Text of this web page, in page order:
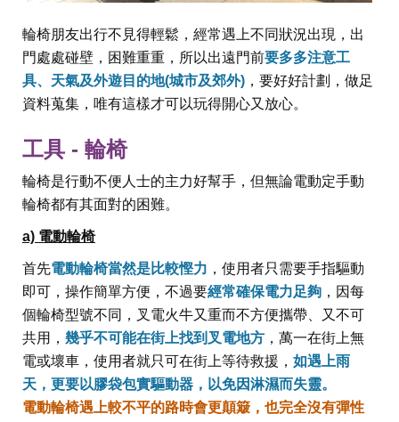
輪椅朋友出行不見得輕鬆，經常遇上不同狀況出現，出
門處處碰壁，困難重重，所以出遠門前要多多注意工
具、天氣及外遊目的地(城市及郊外) ，要好好計劃，做足
資料蒐集，唯有這樣才可以玩得開心又放心。
工具 - 輪椅
輪椅是行動不便人士的主力好幫手，但無論電動定手動
輪椅都有其面對的困難。
a) 電動輪椅
首先電動輪椅當然是比較慳力 ，使用者只需要手指驅動
即可，操作簡單方便，不過要經常確保電力足夠 ，因每
個輪椅型號不同，叉電火牛又重而不方便攜帶、又不可
共用， 幾乎不可能在街上找到叉電地方 ，萬一在街上無
電或壞車，使用者就只可在街上等待救援， 如遇上雨
天，更要以膠袋包實驅動器，以免因淋濕而失靈。
電動輪椅遇上較不平的路時會更顛簸，也完全沒有彈性